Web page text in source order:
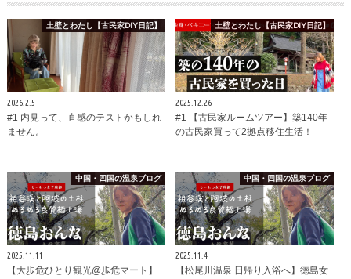
土壁とわたし【古民家DIY日記】
2026.2.5
#1 内見って、直感のテストかもしれ
ません。
土壁とわたし【古民家DIY日記】
2025.12.26
#1 【古民家ルームツアー】築140年
の古民家買って2拠点移住生活！
中国・四国の温泉ブログ
2025.11.11
【大歩危ひとり観光@歩危マート】
中国・四国の温泉ブログ
2025.11.4
【松尾川温泉 日帰り入浴へ】徳島女